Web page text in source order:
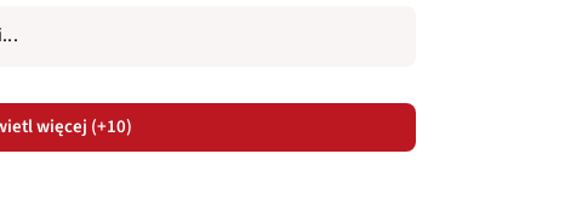
więcej (+10)